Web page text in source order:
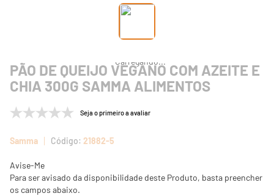
PÃO DE QUEIJO VEGANO COM AZEITE E
CHIA 300G SAMMA ALIMENTOS
Seja o primeiro a avaliar
Samma 21882-5
Avise-Me
Para ser avisado da disponibilidade deste Produto, basta preencher
os campos abaixo.